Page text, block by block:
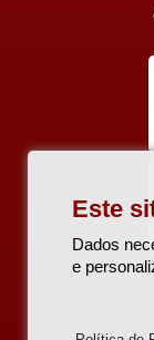
Este
Dados
e